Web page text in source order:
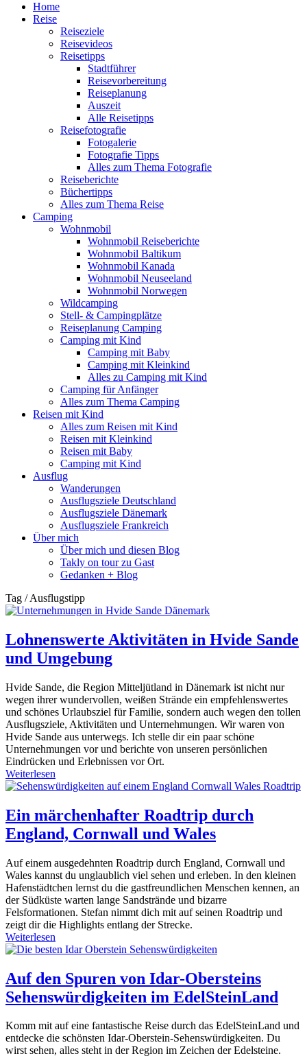
Home
Reise
Reiseziele
Reisevideos
Reisetipps
Stadtführer
Reisevorbereitung
Reiseplanung
Auszeit
Alle Reisetipps
Reisefotografie
Fotogalerie
Fotografie Tipps
Alles zum Thema Fotografie
Reiseberichte
Büchertipps
Alles zum Thema Reise
Camping
Wohnmobil
Wohnmobil Reiseberichte
Wohnmobil Baltikum
Wohnmobil Kanada
Wohnmobil Neuseeland
Wohnmobil Norwegen
Wildcamping
Stell- & Campingplätze
Reiseplanung Camping
Camping mit Kind
Camping mit Baby
Camping mit Kleinkind
Alles zu Camping mit Kind
Camping für Anfänger
Alles zum Thema Camping
Reisen mit Kind
Alles zum Reisen mit Kind
Reisen mit Kleinkind
Reisen mit Baby
Camping mit Kind
Ausflug
Wanderungen
Ausflugsziele Deutschland
Ausflugsziele Dänemark
Ausflugsziele Frankreich
Über mich
Über mich und diesen Blog
Takly on tour zu Gast
Gedanken + Blog
Tag / Ausflugstipp
Lohnenswerte Aktivitäten in Hvide Sande
und Umgebung
Hvide Sande, die Region Mitteljütland in Dänemark ist nicht nur
wegen ihrer wundervollen, weißen Strände ein empfehlenswertes
und schönes Urlaubsziel für Familie, sondern auch wegen den tollen
Ausflugsziele, Aktivitäten und Unternehmungen. Wir waren von
Hvide Sande aus unterwegs. Ich stelle dir ein paar schöne
Unternehmungen vor und berichte von unseren persönlichen
Eindrücken und Erlebnissen vor Ort.
Weiterlesen
Ein märchenhafter Roadtrip durch
England, Cornwall und Wales
Auf einem ausgedehnten Roadtrip durch England, Cornwall und
Wales kannst du unglaublich viel sehen und erleben. In den kleinen
Hafenstädtchen lernst du die gastfreundlichen Menschen kennen, an
der Südküste warten lange Sandstrände und bizarre
Felsformationen. Stefan nimmt dich mit auf seinen Roadtrip und
zeigt dir die Highlights entlang der Strecke.
Weiterlesen
Auf den Spuren von Idar-Obersteins
Sehenswürdigkeiten im EdelSteinLand
Komm mit auf eine fantastische Reise durch das EdelSteinLand und
entdecke die schönsten Idar-Oberstein-Sehenswürdigkeiten. Du
wirst sehen, alles steht in der Region im Zeichen der Edelsteine.